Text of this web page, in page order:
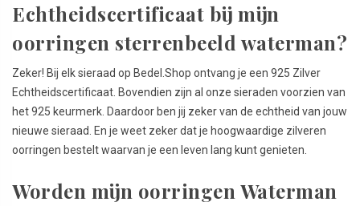
Echtheidscertificaat bij mijn
oorringen sterrenbeeld waterman?
Zeker! Bij elk sieraad op Bedel.Shop ontvang je een 925 Zilver
Echtheidscertificaat. Bovendien zijn al onze sieraden voorzien van
het 925 keurmerk. Daardoor ben jij zeker van de echtheid van jouw
nieuwe sieraad. En je weet zeker dat je hoogwaardige zilveren
oorringen bestelt waarvan je een leven lang kunt genieten.
Worden mijn oorringen Waterman